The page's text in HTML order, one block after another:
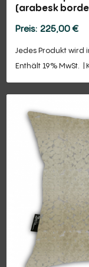
(arabesk
225,00€
Jedes Produkt wird
Enthält 19% MwSt.